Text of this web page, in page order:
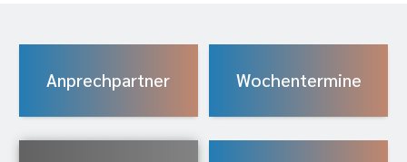
Anprechpartner Wochentermine